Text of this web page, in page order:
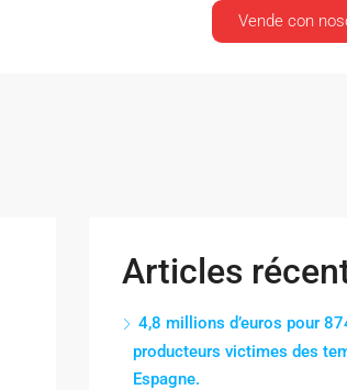
Vende con
Articles
4,8 millions d’euros pour
producteurs victimes des
Espagne.